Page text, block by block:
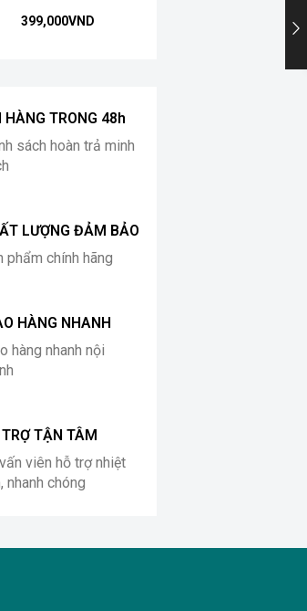
399,000VND
HÀNG TRONG 48h
sách hoàn trả minh
LƯỢNG ĐẢM BẢO
phẩm chính hãng
HÀNG NHANH
hàng nhanh nội
TRỢ TẬN TÂM
viên hỗ trợ nhiệt
nhanh chóng